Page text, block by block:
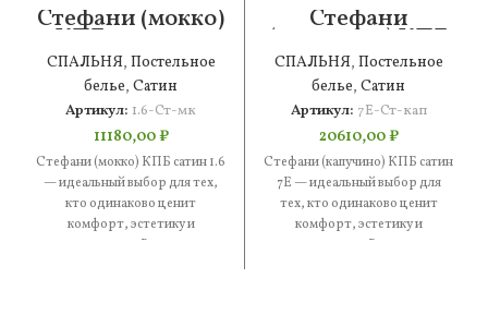
Стефани (мокко)
КПБ сатин 1.6
СПАЛЬНЯ, Постельное
белье, Сатин
Артикул: 1.6-Ст-мк
11180,00₽
Стефани (мокко) КПБ сатин 1.6
— идеальный выбор для тех,
кто одинаково ценит
комфорт, эстетику и
практичность. В составе —
Стефани
(капучино) КПБ
сатин 7Е
СПАЛЬНЯ, Постельное
белье, Сатин
Артикул: 7Е-Ст-кап
20610,00₽
Стефани (капучино) КПБ сатин
7Е — идеальный выбор для
тех, кто одинаково ценит
комфорт, эстетику и
практичность. В составе —